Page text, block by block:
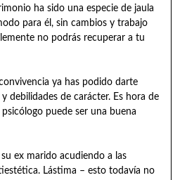
ha sido una especie de jaula
para él, sin cambios y trabajo
no podrás recuperar a tu
ya has podido darte
debilidades de carácter. Es hora de
puede ser una buena
ex marido acudiendo a las
Lástima – esto todavía no